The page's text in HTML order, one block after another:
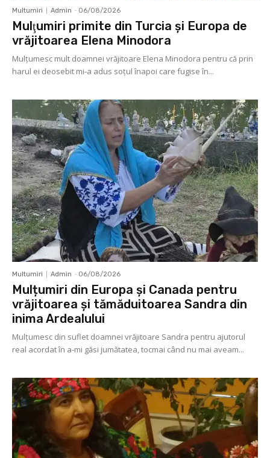
Multumiri Admin - 06/08/2026
Mulţumiri primite din Turcia și Europa de
vrăjitoarea Elena Minodora
Mulţumesc mult doamnei vrăjitoare Elena Minodora pentru că prin
harul ei deosebit mi-a adus soţul înapoi care fugise în...
Multumiri Admin - 06/08/2026
Mulțumiri din Europa și Canada pentru
vrăjitoarea și tămăduitoarea Sandra din
inima Ardealului
Mulţumesc din suflet doamnei vrăjitoare Sandra pentru ajutorul
real acordat în a-mi găsi jumătatea, tocmai când nu mai aveam...